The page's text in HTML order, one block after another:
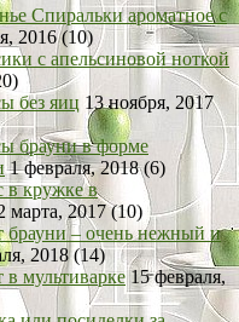
Спиральки ароматное с
2016 (10)
с апельсиновой ноткой
без яиц 13 ноября, 2017
брауни в форме
1 февраля, 2018 (6)
в кружке в
марта, 2017 (10)
– очень нежный и
2018 (14)
мультиварке15 февраля,